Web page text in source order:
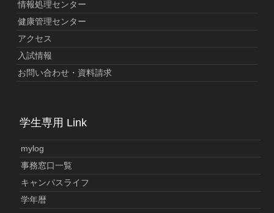
情報処理センター
健康管理センター
アクセス
入試情報
お問い合わせ・資料請求
学生専用 Link
mylog
事務窓口一覧
キャンパスライフ
学年暦